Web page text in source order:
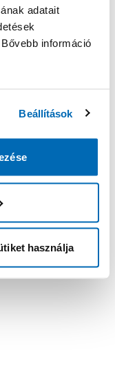
adatait
információ
Beállítások
használja